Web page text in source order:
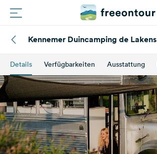
Plätze
Magazin
Partner
Kennemer Duincamping de Lakens
Details Verfügbarkeiten Ausstattung